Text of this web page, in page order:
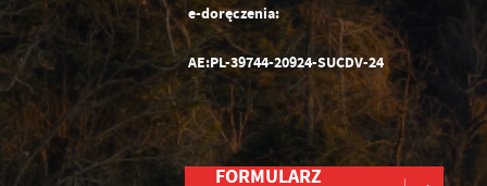
e-doręczenia:
AE:PL-39744-20924-SUCDV-24
FORMULARZ